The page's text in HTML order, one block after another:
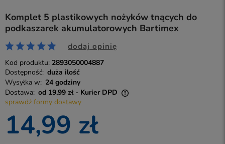
Komplet 5 plastikowych nożyków tnących do
podkaszarek akumulatorowych Bartimex
dodaj opinię
Kod produktu: 2893050004887
Dostępność: duża ilość
Wysyłka w: 24 godziny
Dostawa: od 19,99 zł - Kurier DPD
Cena nie zawiera ewentualnych kosztów płatności
sprawdź formy dostawy
14,99 zł